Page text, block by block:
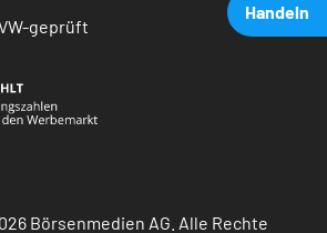
Handeln
geprüft
Börsenmedien AG. Alle Rechte